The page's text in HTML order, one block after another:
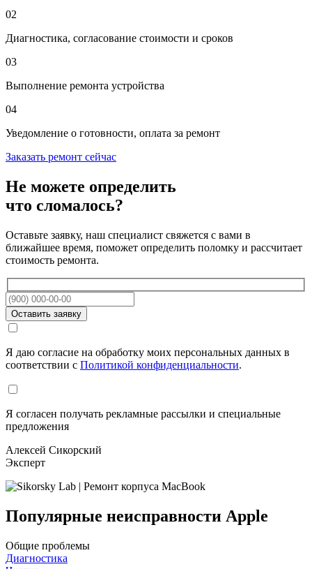
02
Диагностика, согласование стоимости и сроков
03
Выполнение ремонта устройства
04
Уведомление о готовности, оплата за ремонт
Заказать ремонт сейчас
Не можете определить
что сломалось?
Оставьте заявку, наш специалист свяжется с вами в
ближайшее время, поможет определить поломку и рассчитает
стоимость ремонта.
Я даю согласие на обработку моих персональных данных в
соответствии с Политикой конфиденциальности.
Я согласен получать рекламные рассылки и специальные
предложения
Алексей Сикорский
Эксперт
Популярные неисправности Apple
Общие проблемы
Диагностика